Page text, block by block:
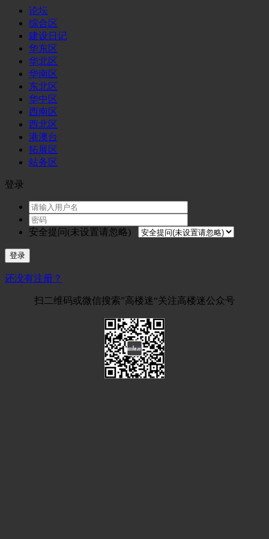
论坛
综合区
建设日记
华东区
华北区
华南区
东北区
华中区
西南区
西北区
港澳台
拓展区
站务区
登录
安全提问(未设置请忽略)
登录
还没有注册？
扫二维码或微信搜索”高楼迷“关注高楼迷公众号